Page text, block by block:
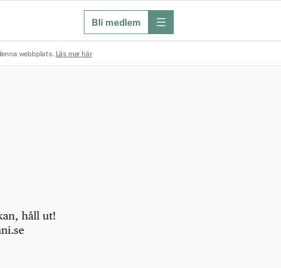
Bli medlem meny
webbplats. Läs mer här
håll ut!